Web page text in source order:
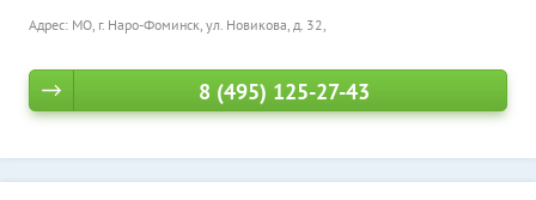
Адрес: МО, г. Наро-Фоминск, ул. Новикова, д. 32,
8 (495) 125-27-43